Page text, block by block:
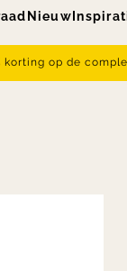
Nieuw
korting op de